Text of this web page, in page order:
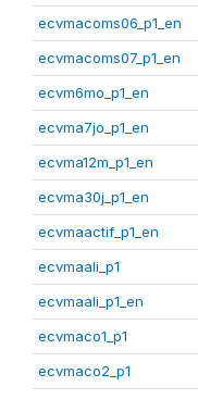
ecvmacoms06_p1_en
ecvmacoms07_p1_en
ecvm6mo_p1_en
ecvma7jo_p1_en
ecvma12m_p1_en
ecvma30j_p1_en
ecvmaactif_p1_en
ecvmaali_p1
ecvmaali_p1_en
ecvmaco1_p1
ecvmaco2_p1